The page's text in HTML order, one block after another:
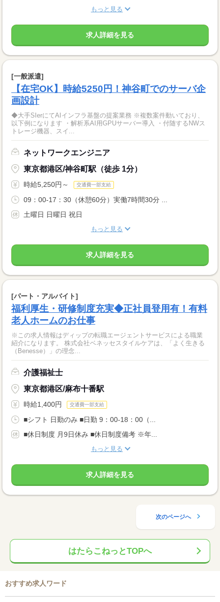
もっと見る
求人詳細を見る
[一般派遣]
【在宅OK】時給5250円！神谷町でのサーバ企
画設計
◆大手SIerにてAIインフラ基盤の提案業務 ※複数案件動いており、
以下例になります ・解析系AI用GPUサーバー導入 ・付随するNWス
トレージ機器、スイ...
ネットワークエンジニア
東京都港区/神谷町駅（徒歩 1分）
時給5,250円～ 交通費一部支給
09：00-17：30（休憩60分）実働7時間30分 ...
土曜日 日曜日 祝日
もっと見る
求人詳細を見る
[パート・アルバイト]
福利厚生・研修制度充実◆正社員登用有！有料
老人ホームのお仕事
※この求人情報はディップの転職エージェントサービスによる職業
紹介になります。 株式会社ベネッセスタイルケアは、「よく生きる
（Benesse）」の理念...
介護福祉士
東京都港区/麻布十番駅
時給1,400円 交通費一部支給
■シフト 日勤のみ ■日勤 9：00-18：00（...
■休日制度 月9日休み ■休日制度備考 ※年...
もっと見る
求人詳細を見る
次のページへ
はたらこねっとTOPへ
おすすめ求人ワード